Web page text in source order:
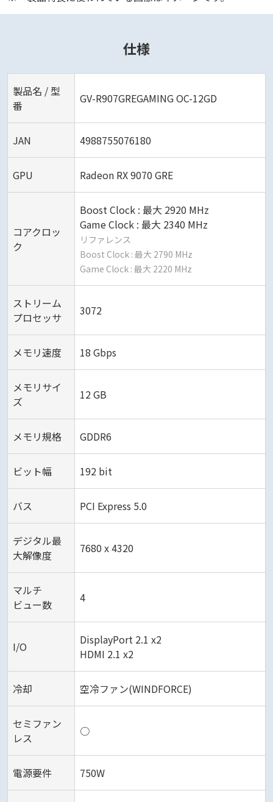
仕様
製品名 / 型
番
GV-R907GREGAMING OC-12GD
JAN 4988755076180
GPU Radeon RX 9070 GRE
コアクロッ
ク
Boost Clock : 最大 2920 MHz
Game Clock : 最大 2340 MHz
リファレンス
Boost Clock : 最大 2790 MHz
Game Clock : 最大 2220 MHz
ストリーム
プロセッサ
3072
メモリ速度 18 Gbps
メモリサイ
ズ
12 GB
メモリ規格 GDDR6
ビット幅 192 bit
バス PCI Express 5.0
デジタル最
大解像度
7680 x 4320
マルチ
ビュー数
4
I/O
DisplayPort 2.1 x2
HDMI 2.1 x2
冷却 空冷ファン(WINDFORCE)
セミファン
レス
○
電源要件 750W